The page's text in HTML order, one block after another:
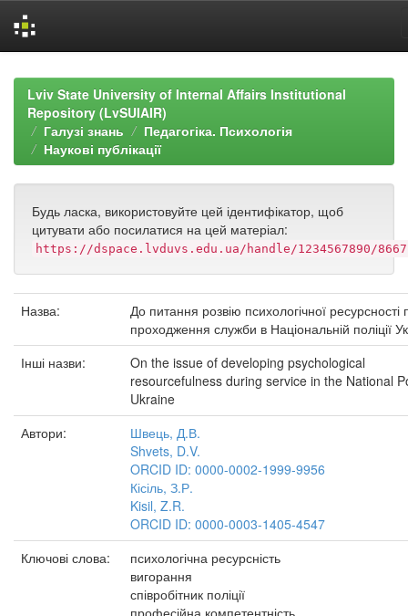
navigationLviv State University of Internal Affairs Institutional
Repository (LvSUIAIR)
Галузі знань
Педагогіка. Психологія
Наукові публікації
Будь ласка, використовуйте цей ідентифікатор, щоб
цитувати або посилатися на цей матеріал:
https://dspace.lvduvs.edu.ua/handle/1234567890/8667
Назва:
До питання розвію психологічної ресурсності
проходження служби в Національній поліції
Інші назви:
On the issue of developing psychological
resourcefulness during service in the National
Ukraine
Автори:
Швець, Д.В.
Shvets, D.V.
ORCID ID: 0000-0002-1999-9956
Кісіль, З.Р.
Kisil, Z.R.
ORCID ID: 0000-0003-1405-4547
Ключові слова:
психологічна ресурсність
вигорання
співробітник поліції
професійна компетентність